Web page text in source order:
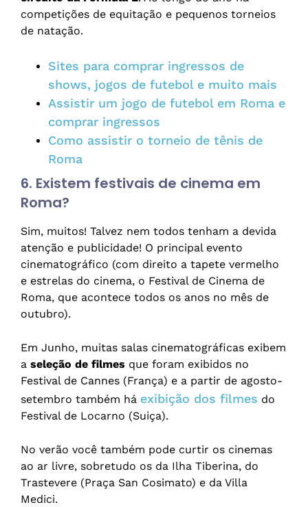
competições de equitação e pequenos torneios
de natação.
Sites para comprar ingressos de
shows, jogos de futebol e muito mais
Assistir um jogo de futebol em Roma e
comprar ingressos
Como assistir o torneio de tênis de
Roma
6. Existem festivais de cinema em
Roma?
Sim, muitos! Talvez nem todos tenham a devida
atenção e publicidade! O principal evento
cinematográfico (com direito a tapete vermelho
e estrelas do cinema, o Festival de Cinema de
Roma, que acontece todos os anos no mês de
outubro).
Em Junho, muitas salas cinematográficas exibem
a seleção de filmes que foram exibidos no
Festival de Cannes (França) e a partir de agosto-
setembro também há exibição dos filmes do
Festival de Locarno (Suiça).
No verão você também pode curtir os cinemas
ao ar livre, sobretudo os da Ilha Tiberina, do
Trastevere (Praça San Cosimato) e da Villa
Medici.